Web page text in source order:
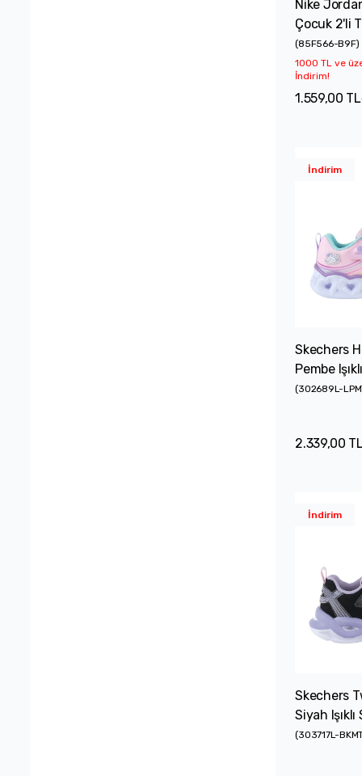
Nike
Çocuk 2'li
(85F566-B9F)
1000 TL ve
İndirim!
1.559,00 TL
İndirim
Skechers
Pembe
(302689L-
2.339,00
İndirim
Skechers
Siyah Işıklı
(303717L-